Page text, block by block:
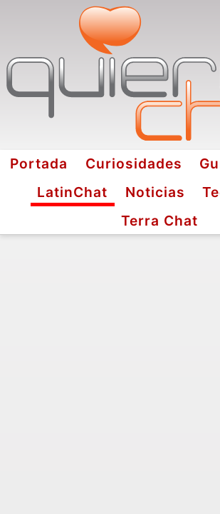
Portada Curiosidades
LatinChat
Noticias
Terra Chat